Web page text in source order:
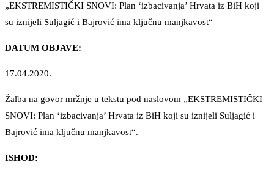
„EKSTREMISTIČKI SNOVI: Plan ‘izbacivanja’ Hrvata iz BiH koji
su iznijeli Suljagić i Bajrović ima ključnu manjkavost“
DATUM OBJAVE:
17.04.2020.
Žalba na govor mržnje u tekstu pod naslovom „EKSTREMISTIČKI
SNOVI: Plan ‘izbacivanja’ Hrvata iz BiH koji su iznijeli Suljagić i
Bajrović ima ključnu manjkavost“.
ISHOD: